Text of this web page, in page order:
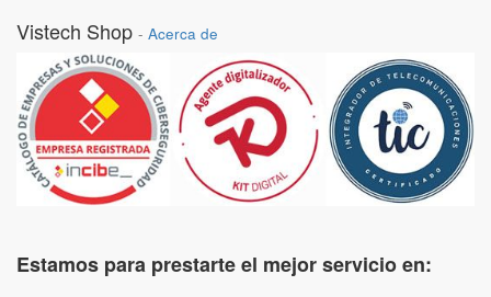
Vistech Shop - Acerca de
Estamos para prestarte el mejor servicio en: